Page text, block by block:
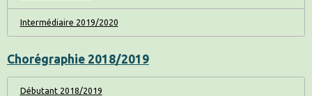
Intermédiaire 2019/2020
Chorégraphie 2018/2019
Débutant 2018/2019